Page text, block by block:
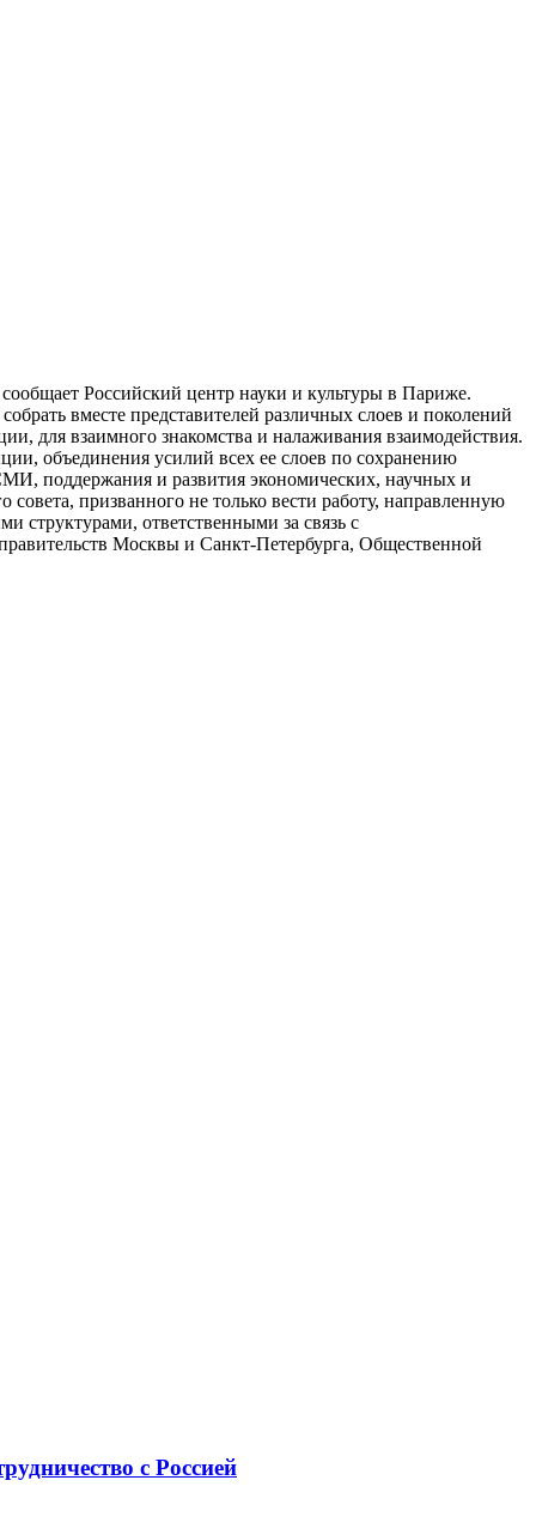
Российский центр науки и культуры в Париже.
вместе представителей различных слоев и поколений
для взаимного знакомства и налаживания взаимодействия.
объединения усилий всех ее слоев по сохранению
поддержания и развития экономических, научных и
призванного не только вести работу, направленную
структурами, ответственными за связь с
Москвы и Санкт-Петербурга, Общественной
с Россией